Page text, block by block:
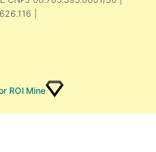
|
ROI Mine